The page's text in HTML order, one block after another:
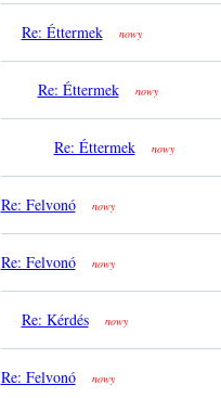
Re: Éttermek nowy
Re: Éttermek nowy
Re: Éttermek nowy
Re: Felvonó nowy
Re: Felvonó nowy
Re: Kérdés nowy
Re: Felvonó nowy